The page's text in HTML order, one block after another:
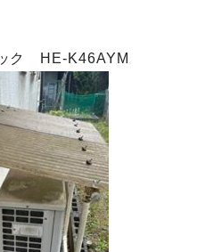
ク HE-K46AYM